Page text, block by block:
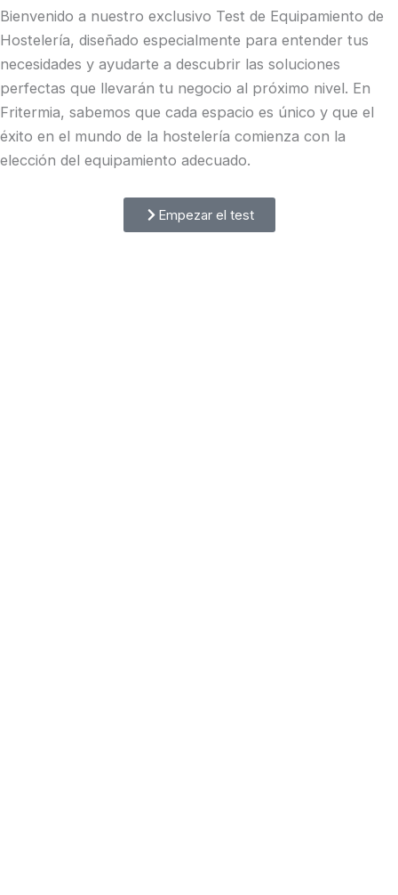
Bienvenido a nuestro exclusivo Test de Equipamiento de
Hostelería, diseñado especialmente para entender tus
necesidades y ayudarte a descubrir las soluciones
perfectas que llevarán tu negocio al próximo nivel. En
Fritermia, sabemos que cada espacio es único y que el
éxito en el mundo de la hostelería comienza con la
elección del equipamiento adecuado.
Empezar el test